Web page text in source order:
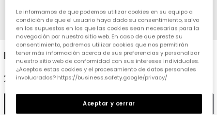
1 2 3 4
Pantalon nena gris amb butxaques
25,95 €
Afegir
Le informamos de que podemos utilizar cookies en su equipo a
condición de que el usuario haya dado su consentimiento, salvo
en los supuestos en los que las cookies sean necesarias para la
navegación por nuestro sitio web. En caso de que preste su
consentimiento, podremos utilizar cookies que nos permitirán
tener más información acerca de sus preferencias y personalizar
nuestro sitio web de conformidad con sus intereses individuales.
¿Aceptas estas cookies y el procesamiento de datos personales
involucrados? https://business.safety.google/privacy/
Aceptar y cerrar